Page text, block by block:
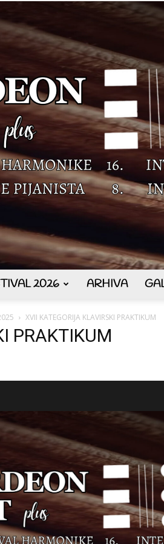
plus
2026 ARHIVA
XVII KATEGORIJA KLAVIRSKI PRAKTIKUM
PRAKTIKUM